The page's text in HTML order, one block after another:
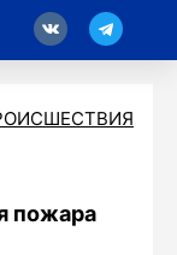
пожара